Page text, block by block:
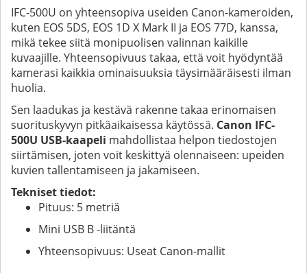
IFC-500U on yhteensopiva useiden Canon-kameroiden,
kuten EOS 5DS, EOS 1D X Mark II ja EOS 77D, kanssa,
mikä tekee siitä monipuolisen valinnan kaikille
kuvaajille. Yhteensopivuus takaa, että voit hyödyntää
kamerasi kaikkia ominaisuuksia täysimääräisesti ilman
huolia.
Sen laadukas ja kestävä rakenne takaa erinomaisen
suorituskyvyn pitkäaikaisessa käytössä. Canon IFC-
500U USB-kaapeli mahdollistaa helpon tiedostojen
siirtämisen, joten voit keskittyä olennaiseen: upeiden
kuvien tallentamiseen ja jakamiseen.
Tekniset tiedot:
Pituus: 5 metriä
Mini USB B -liitäntä
Yhteensopivuus: Useat Canon-mallit